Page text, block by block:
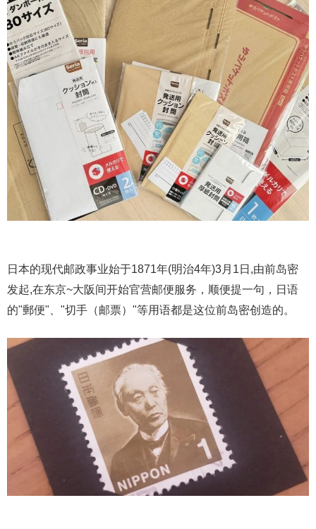
日本的现代邮政事业始于1871年(明治4年)3月1日,由前岛密
发起,在东京~大阪间开始官营邮便服务，顺便提一句，日语
的"郵便"、"切手（邮票）"等用语都是这位前岛密创造的。